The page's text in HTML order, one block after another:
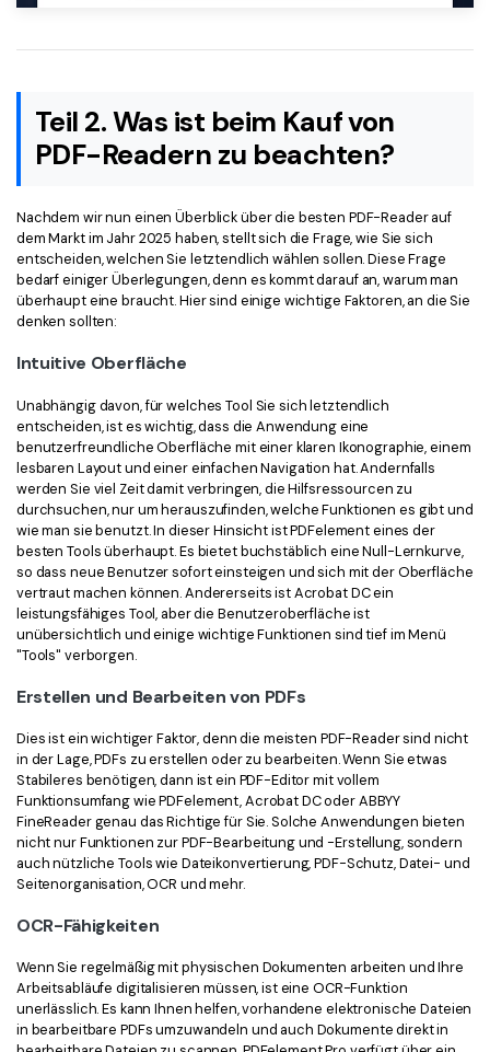
Teil 2. Was ist beim Kauf von
PDF-Readern zu beachten?
Nachdem wir nun einen Überblick über die besten PDF-Reader auf
dem Markt im Jahr 2025 haben, stellt sich die Frage, wie Sie sich
entscheiden, welchen Sie letztendlich wählen sollen. Diese Frage
bedarf einiger Überlegungen, denn es kommt darauf an, warum man
überhaupt eine braucht. Hier sind einige wichtige Faktoren, an die Sie
denken sollten:
Intuitive Oberfläche
Unabhängig davon, für welches Tool Sie sich letztendlich
entscheiden, ist es wichtig, dass die Anwendung eine
benutzerfreundliche Oberfläche mit einer klaren Ikonographie, einem
lesbaren Layout und einer einfachen Navigation hat. Andernfalls
werden Sie viel Zeit damit verbringen, die Hilfsressourcen zu
durchsuchen, nur um herauszufinden, welche Funktionen es gibt und
wie man sie benutzt. In dieser Hinsicht ist PDFelement eines der
besten Tools überhaupt. Es bietet buchstäblich eine Null-Lernkurve,
so dass neue Benutzer sofort einsteigen und sich mit der Oberfläche
vertraut machen können. Andererseits ist Acrobat DC ein
leistungsfähiges Tool, aber die Benutzeroberfläche ist
unübersichtlich und einige wichtige Funktionen sind tief im Menü
"Tools" verborgen.
Erstellen und Bearbeiten von PDFs
Dies ist ein wichtiger Faktor, denn die meisten PDF-Reader sind nicht
in der Lage, PDFs zu erstellen oder zu bearbeiten. Wenn Sie etwas
Stabileres benötigen, dann ist ein PDF-Editor mit vollem
Funktionsumfang wie PDFelement, Acrobat DC oder ABBYY
FineReader genau das Richtige für Sie. Solche Anwendungen bieten
nicht nur Funktionen zur PDF-Bearbeitung und -Erstellung, sondern
auch nützliche Tools wie Dateikonvertierung, PDF-Schutz, Datei- und
Seitenorganisation, OCR und mehr.
OCR-Fähigkeiten
Wenn Sie regelmäßig mit physischen Dokumenten arbeiten und Ihre
Arbeitsabläufe digitalisieren müssen, ist eine OCR-Funktion
unerlässlich. Es kann Ihnen helfen, vorhandene elektronische Dateien
in bearbeitbare PDFs umzuwandeln und auch Dokumente direkt in